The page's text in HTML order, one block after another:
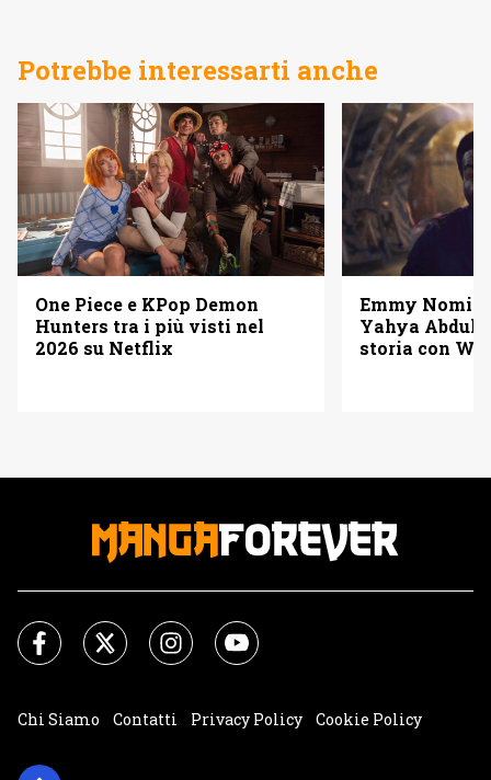
Potrebbe interessarti anche
One Piece e KPop Demon
Hunters tra i più visti nel
2026 su Netflix
Emmy
Yahya Abdul-
storia con
Chi Siamo Contatti Privacy Policy
Cookie Policy